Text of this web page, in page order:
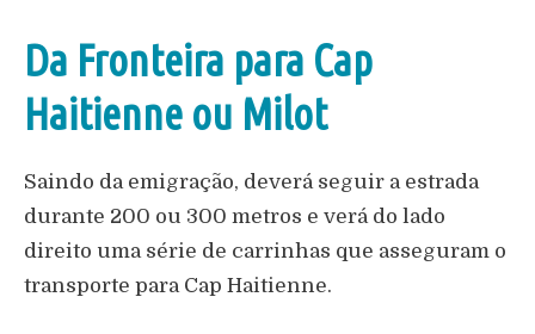
Da Fronteira para Cap
Haitienne ou Milot
Saindo da emigração, deverá seguir a estrada
durante 200 ou 300 metros e verá do lado
direito uma série de carrinhas que asseguram o
transporte para Cap Haitienne.